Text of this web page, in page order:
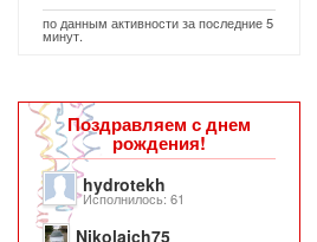
по данным активности за последние 5
минут.
Поздравляем с днем
рождения!
hydrotekh
Исполнилось: 61
Nikolaich75